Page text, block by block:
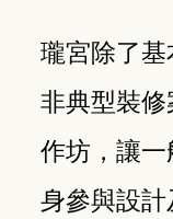
瓏宮除了
非典型裝
作坊，讓
身參與設